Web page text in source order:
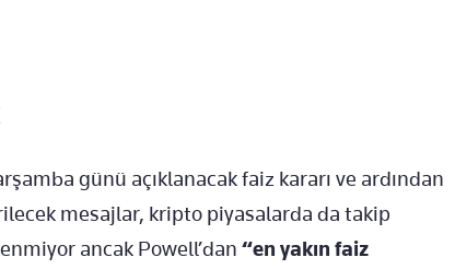
günü açıklanacak faiz kararı ve ardından
mesajlar, kripto piyasalarda da takip
ancak Powell’dan “en yakın faiz